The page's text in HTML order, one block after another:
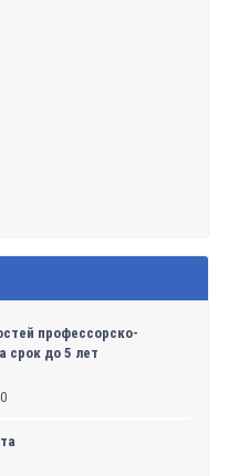
профессорско-
срок до 5 лет